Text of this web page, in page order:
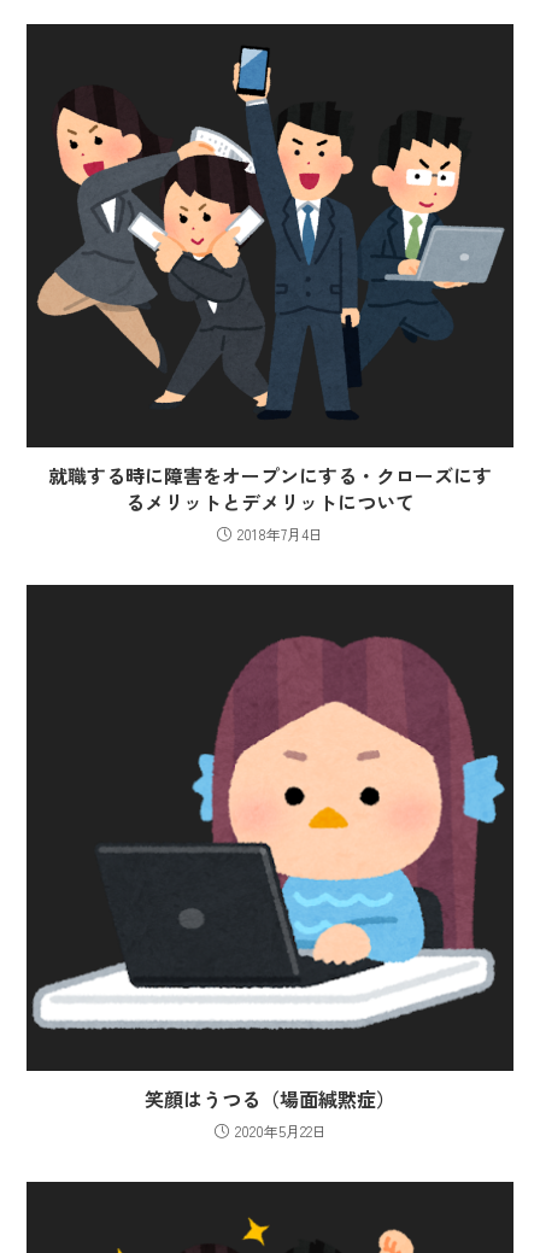
就職する時に障害をオープンにする・クローズにす
るメリットとデメリットについて
2018年7月4日
笑顔はうつる（場面緘黙症）
2020年5月22日